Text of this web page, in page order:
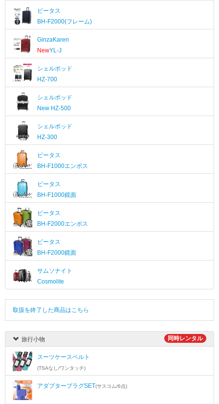
ビータス
BH-F2000(フレーム)
GinzaKaren
NewYL-J
シェルポッド
HZ-700
シェルポッド
New HZ-500
シェルポッド
HZ-300
ビータス
BH-F1000エンボス
ビータス
BH-F1000鏡面
ビータス
BH-F2000エンボス
ビータス
BH-F2000鏡面
サムソナイト
Cosmolite
取扱を終了した商品はこちら
旅行小物 同時レンタル
スーツケースベルト
(TSAなし/ワンタッチ)
アダプタープラグSET(サスコム/6点)